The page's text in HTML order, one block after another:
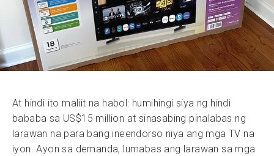
At hindi ito maliit na habol: humihingi siya ng hindi
bababa sa US$15 million at sinasabing pinalabas ng
larawan na para bang ineendorso niya ang mga TV na
iyon. Ayon sa demanda, lumabas ang larawan sa mga